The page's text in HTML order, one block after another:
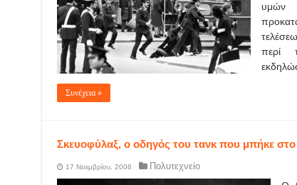
υμών
περί
Συνέχεια »
Σκευοφύλαξ, ο οδηγός του τανκ που μπήκε στο
17 Νοεμβρίου, 2006 Πολυτεχνείο